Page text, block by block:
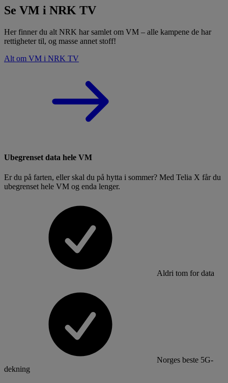
Se VM i NRK TV
Her finner du alt NRK har samlet om VM – alle kampene de har
rettigheter til, og masse annet stoff!
Alt om VM i NRK TV
Ubegrenset data hele VM
Er du på farten, eller skal du på hytta i sommer? Med Telia X får du
ubegrenset hele VM og enda lenger.
Aldri tom for data
Norges beste 5G-
dekning